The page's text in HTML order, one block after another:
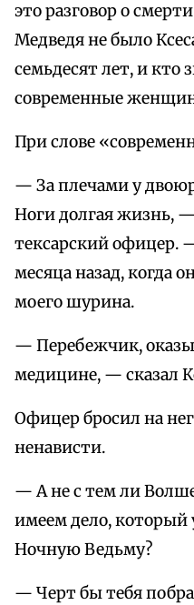
это разговор о
Медведя не было
семьдесят лет, и кто
современные
При слове
— За плечами у
Ноги долгая жизнь,
тексарский офицер.
месяца назад, когда
моего шурина.
— Перебежчик,
медицине, — сказал
Офицер бросил на
ненависти.
— А не с тем ли
имеем дело, который
Ночную Ведьму?
— Черт бы тебя